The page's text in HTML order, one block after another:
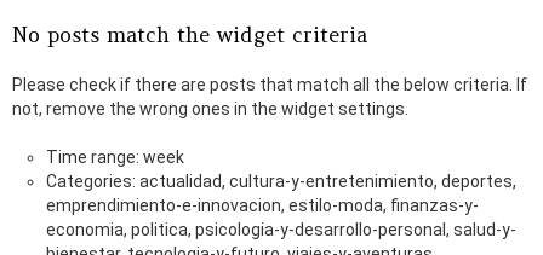
No posts match the widget criteria
Please check if there are posts that match all the below criteria. If
not, remove the wrong ones in the widget settings.
Time range: week
Categories: actualidad, cultura-y-entretenimiento, deportes,
emprendimiento-e-innovacion, estilo-moda, finanzas-y-
economia, politica, psicologia-y-desarrollo-personal, salud-y-